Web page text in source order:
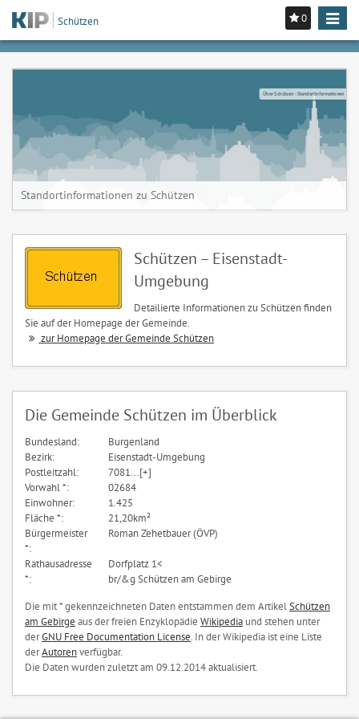
0
Toggle
Schützen
Über Schützen - Standortinformationen
Standortinformationen zu Schützen
Schützen – Eisenstadt-
Umgebung
Detailierte Informationen zu Schützen finden
Sie auf der Homepage der Gemeinde.
zur Homepage der Gemeinde Schützen
Die Gemeinde Schützen im Überblick
Bundesland:
Burgenland
Bezirk:
Eisenstadt-Umgebung
Postleitzahl:
7081...[+]
Vorwahl *:
02684
Einwohner:
1.425
Fläche *:
21,20km²
Bürgermeister
*:
Roman Zehetbauer (ÖVP)
Rathausadresse
*:
Dorfplatz 1<
br/&g Schützen am Gebirge
Die mit * gekennzeichneten Daten entstammen dem ArtikelSchützen
am Gebirge aus der freien Enzyklopädie Wikipedia und stehen unter
derGNU Free Documentation License. In der Wikipedia ist eine Liste
derAutorenverfügbar.
Die Daten wurden zuletzt am 09.12.2014 aktualisiert.